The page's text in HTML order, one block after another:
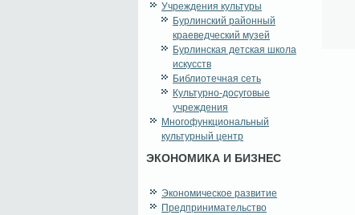
Учреждения культуры
Бурлинский районный
краеведческий музей
Бурлинская детская школа
искусств
Библиотечная сеть
Культурно-досуговые
учреждения
Многофункциональный
культурный центр
ЭКОНОМИКА И БИЗНЕС
Экономическое развитие
Предпринимательство